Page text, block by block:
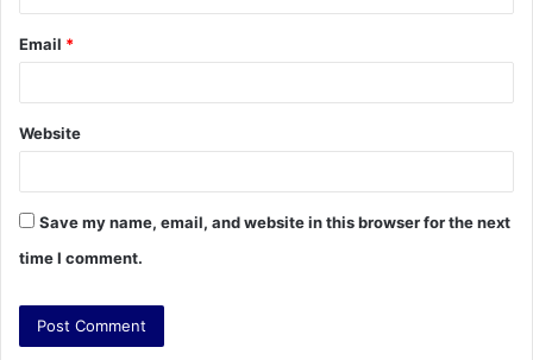
Email *
Website
Save my name, email, and website in this browser for the next
time I comment.